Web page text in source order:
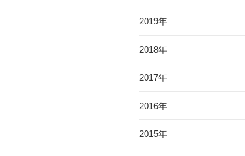
2019年
2018年
2017年
2016年
2015年